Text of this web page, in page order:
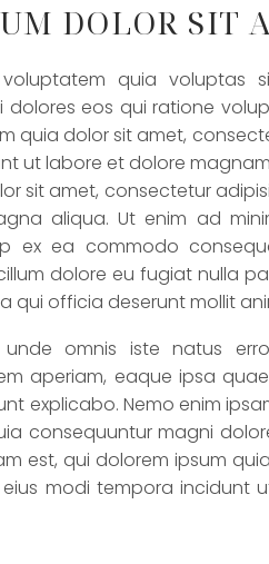
DOLOR SIT
quia
eos qui ratione
quia dolor sit amet,
ut labore et dolore
sit amet, consectetur
aliqua. Ut enim ad
ex ea commodo
dolore eu fugiat nulla
qui officia deserunt mollit
omnis iste natus
aperiam, eaque ipsa
explicabo. Nemo enim
consequuntur magni
est, qui dolorem ipsum
modi tempora incidunt